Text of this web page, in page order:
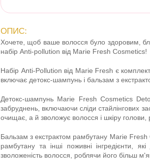
ОПИС:
Хочете, щоб ваше волосся було здоровим,
набір Anti-pollution від Marie Fresh Cosmetics!
Набір Anti-Pollution від Marie Fresh є
включає детокс-шампунь і бальзам з
Детокс-шампунь Marie Fresh Cosmetics
забруднень, включаючи сліди стайлінгових
очищає, а й зволожує волосся і шкіру голови,
Бальзам з екстрактом рамбутану Marie
рамбутану та інші поживні інгредієнти,
зволоженість волосся, роблячи його більш